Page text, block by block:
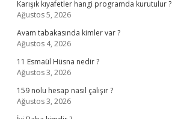
Karışık kıyafetler hangi programda kurutulur ?
Ağustos 5, 2026
Avam tabakasında kimler var ?
Ağustos 4, 2026
11 Esmaül Hüsna nedir ?
Ağustos 3, 2026
159 nolu hesap nasıl çalışır ?
Ağustos 3, 2026